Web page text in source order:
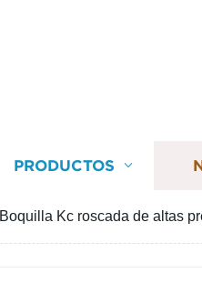
PRODUCTOS
Boquilla Kc roscada de altas